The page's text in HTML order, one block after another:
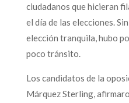
ciudadanos que hicieran
el día de las elecciones.
elección tranquila, hubo
poco tránsito.
Los candidatos de la
Márquez Sterling,